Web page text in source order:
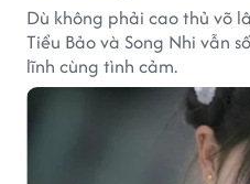
Dù không phải cao thủ võ
Tiểu Bảo và Song Nhi vẫn
lĩnh cùng tình cảm.